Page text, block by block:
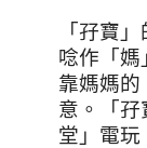
「孖寶
唸作「媽
靠媽媽的
意。「孖
堂」電玩